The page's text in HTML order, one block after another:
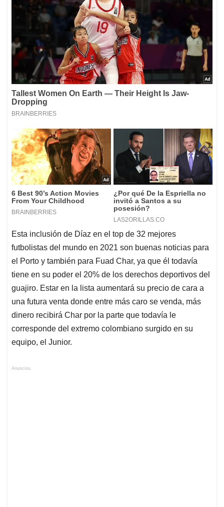
Esta inclusión de Díaz en el top de 32 mejores
futbolistas del mundo en 2021 son buenas noticias para
el Porto y también para Fuad Char, ya que él todavía
tiene en su poder el 20% de los derechos deportivos del
guajiro. Estar en la lista aumentará su precio de cara a
una futura venta donde entre más caro se venda, más
dinero recibirá Char por la parte que todavía le
corresponde del extremo colombiano surgido en su
equipo, el Junior.
Anuncios.